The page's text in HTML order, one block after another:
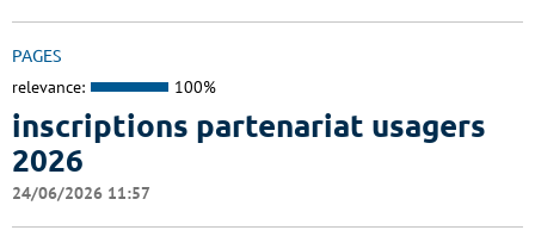
PAGES
relevance: 100%
inscriptions partenariat usagers
2026
24/06/2026 11:57